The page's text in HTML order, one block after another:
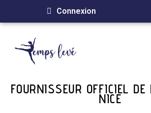
Connexion
FOURNISSEUR OFFICIEL
NICE